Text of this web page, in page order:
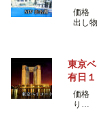
価格
出し
東京
有日１
価格
り…